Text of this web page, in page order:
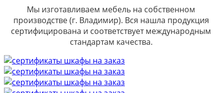
Мы изготавливаем мебель на собственном
производстве (г. Владимир). Вся нашла продукция
сертифицирована и соответствует международным
стандартам качества.